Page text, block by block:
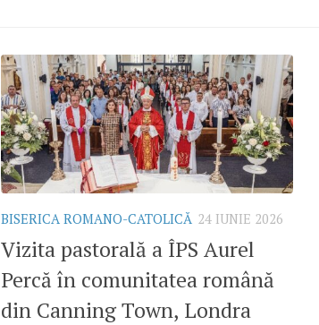
BISERICA ROMANO-CATOLICĂ 24 IUNIE 2026
Vizita pastorală a ÎPS Aurel
Percă în comunitatea română
din Canning Town, Londra